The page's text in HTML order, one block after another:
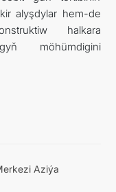
alyşdylar hem-de
halkara
möhümdigini
Aziýa